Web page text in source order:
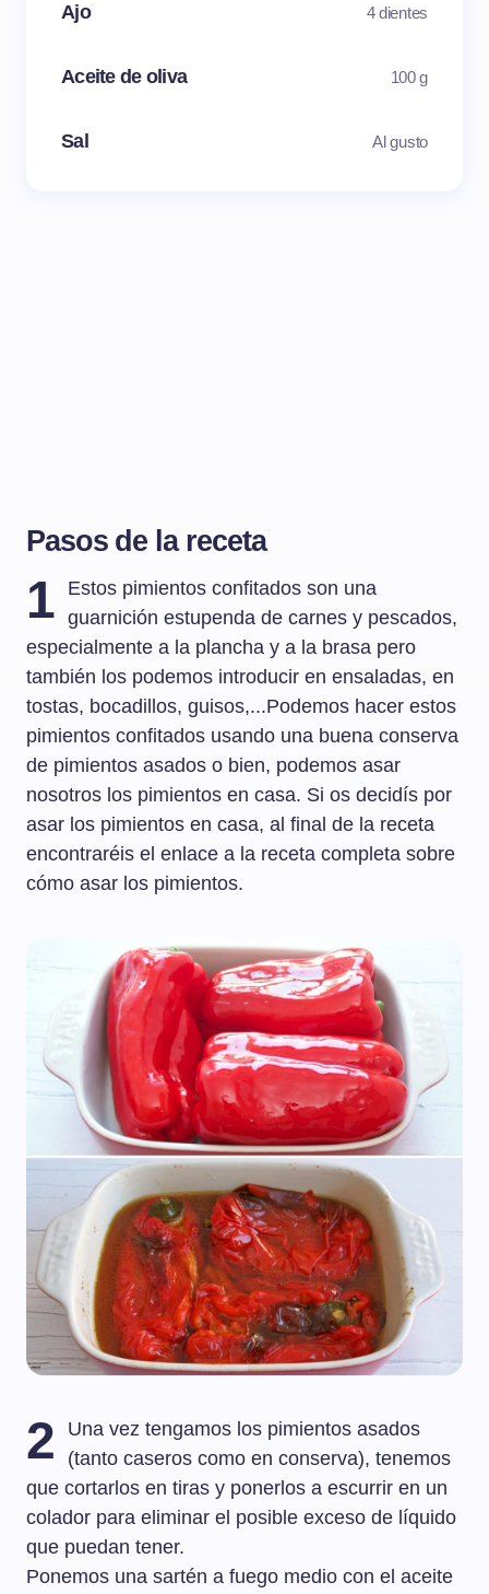
Ajo 4 dientes
Aceite de oliva 100 g
Sal Al gusto
Pasos de la receta
1
Estos pimientos confitados son una
guarnición estupenda de carnes y pescados,
especialmente a la plancha y a la brasa pero
también los podemos introducir en ensaladas, en
tostas, bocadillos, guisos,...Podemos hacer estos
pimientos confitados usando una buena conserva
de pimientos asados o bien, podemos asar
nosotros los pimientos en casa. Si os decidís por
asar los pimientos en casa, al final de la receta
encontraréis el enlace a la receta completa sobre
cómo asar los pimientos.
2
Una vez tengamos los pimientos asados
(tanto caseros como en conserva), tenemos
que cortarlos en tiras y ponerlos a escurrir en un
colador para eliminar el posible exceso de líquido
que puedan tener.
Ponemos una sartén a fuego medio con el aceite